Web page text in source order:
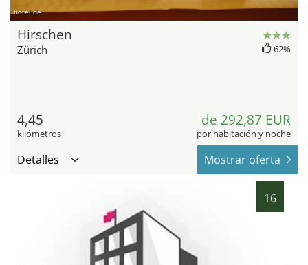
hotel.de
Hirschen
Zürich 62%
4,45
kilómetros
de 292,87 EUR
por habitación y noche
Detalles Mostrar oferta
16